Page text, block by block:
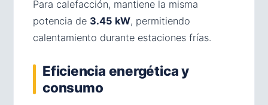
Para calefacción, mantiene la misma
potencia de 3.45 kW, permitiendo
calentamiento durante estaciones frías.
Eficiencia energética y
consumo